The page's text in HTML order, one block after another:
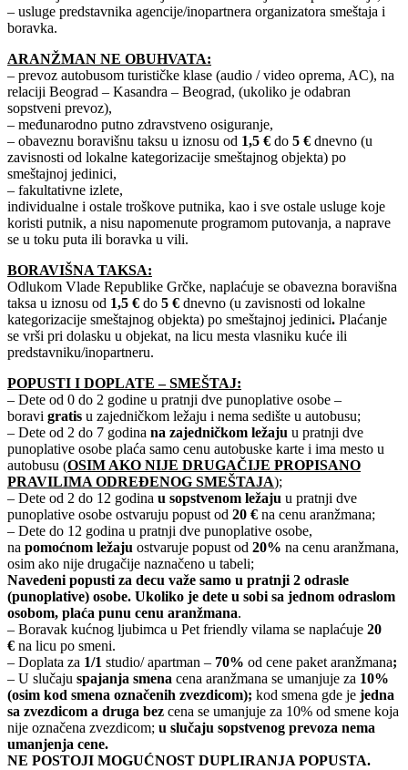
– usluge predstavnika agencije/inopartnera organizatora smeštaja i
boravka.
ARANŽMAN NE OBUHVATA:
– prevoz autobusom turističke klase (audio / video oprema, AC), na
relaciji Beograd – Kasandra – Beograd, (ukoliko je odabran
sopstveni prevoz),
– međunarodno putno zdravstveno osiguranje,
– obaveznu boravišnu taksu u iznosu od 1,5 € do 5 € dnevno (u
zavisnosti od lokalne kategorizacije smeštajnog objekta) po
smeštajnoj jedinici,
– fakultativne izlete,
individualne i ostale troškove putnika, kao i sve ostale usluge koje
koristi putnik, a nisu napomenute programom putovanja, a naprave
se u toku puta ili boravka u vili.
BORAVIŠNA TAKSA:
Odlukom Vlade Republike Grčke, naplaćuje se obavezna boravišna
taksa u iznosu od 1,5 € do 5 € dnevno (u zavisnosti od lokalne
kategorizacije smeštajnog objekta) po smeštajnoj jedinici. Plaćanje
se vrši pri dolasku u objekat, na licu mesta vlasniku kuće ili
predstavniku/inopartneru.
POPUSTI I DOPLATE – SMEŠTAJ:
– Dete od 0 do 2 godine u pratnji dve punoplative osobe –
boravi gratis u zajedničkom ležaju i nema sedište u autobusu;
– Dete od 2 do 7 godina na zajedničkom ležaju u pratnji dve
punoplative osobe plaća samo cenu autobuske karte i ima mesto u
autobusu (OSIM AKO NIJE DRUGAČIJE PROPISANO
PRAVILIMA ODREĐENOG SMEŠTAJA);
– Dete od 2 do 12 godina u sopstvenom ležaju u pratnji dve
punoplative osobe ostvaruju popust od 20 € na cenu aranžmana;
– Dete do 12 godina u pratnji dve punoplative osobe,
na pomoćnom ležaju ostvaruje popust od 20% na cenu aranžmana,
osim ako nije drugačije naznačeno u tabeli;
Navedeni popusti za decu važe samo u pratnji 2 odrasle
(punoplative) osobe. Ukoliko je dete u sobi sa jednom odraslom
osobom, plaća punu cenu aranžmana.
– Boravak kućnog ljubimca u Pet friendly vilama se naplaćuje 20
€ na licu po smeni.
– Doplata za 1/1 studio/ apartman – 70% od cene paket aranžmana;
– U slučaju spajanja smena cena aranžmana se umanjuje za 10%
(osim kod smena označenih zvezdicom); kod smena gde je jedna
sa zvezdicom a druga bez cena se umanjuje za 10% od smene koja
nije označena zvezdicom; u slučaju sopstvenog prevoza nema
umanjenja cene.
NE POSTOJI MOGUĆNOST DUPLIRANJA POPUSTA.